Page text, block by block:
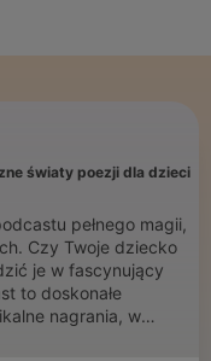
światy poezji dla dzieci
pełnego magii,
je w fascynujący
to doskonałe
polskich poetów